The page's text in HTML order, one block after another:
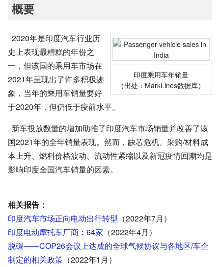
概要
印度乘用车年销量
（出处： MarkLines数据库）
2020年是印度汽车行业历
史上表现最糟糕的年份之
一，但该国的乘用车市场在
2021年呈现出了许多积极迹
象，当年的乘用车销量要好
于2020年，但仍低于疫前水平。
新车投放数量的增加助推了印度汽车市场销量并改善了该
国2021年的全年销量表现。然而，缺芯危机、采购/材料成
本上升、燃料价格波动、流动性紧缩以及新冠疫情回潮均是
影响印度全国汽车销量的因素。
相关报告：
印度汽车市场正向电动出行转型 （2022年7月）
印度电动摩托车厂商：64家 （2022年4月）
脱碳——COP26会议上达成的全球气候协议与各地区/车企
制定的相关政策 （2022年1月）